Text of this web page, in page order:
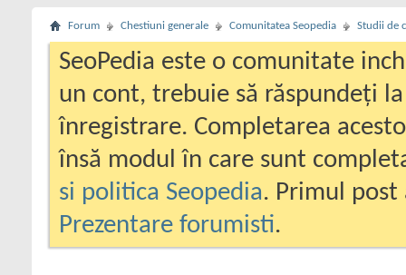
Forum Chestiuni generale Comunitatea Seopedia Studii de
SeoPedia este o comunitate
un cont, trebuie să răspundeți
înregistrare. Completarea
însă modul în care sunt
si politica Seopedia. Primul
Prezentare forumisti.